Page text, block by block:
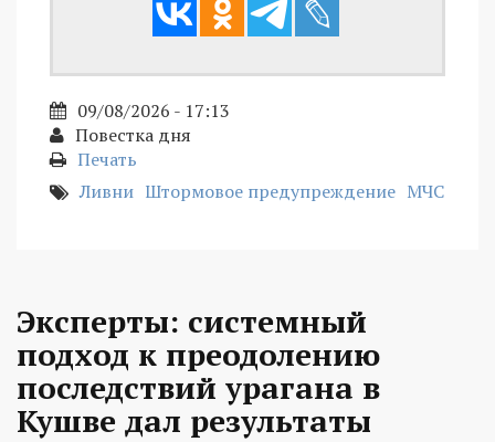
09/08/2026 - 17:13
Повестка дня
Печать
Ливни Штормовое предупреждение МЧС
Эксперты: системный
подход к преодолению
последствий урагана в
Кушве дал результаты